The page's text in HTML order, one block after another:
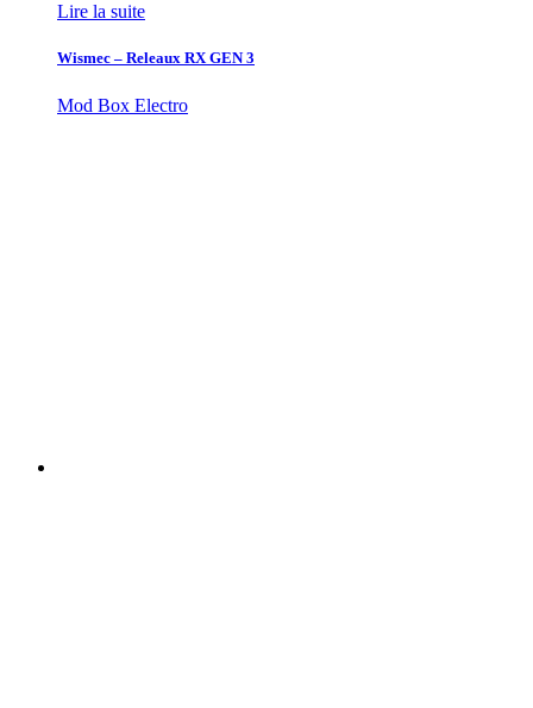
Lire la suite
Wismec – Releaux RX GEN 3
Mod Box Electro